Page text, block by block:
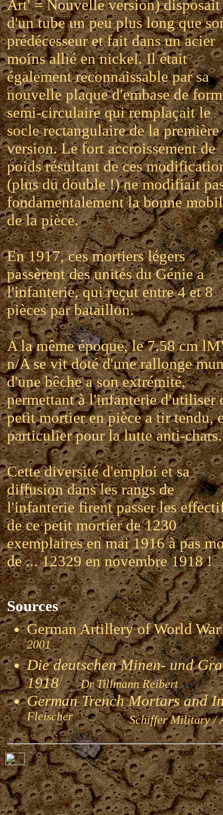
Art' = Nouvelle version) disposait
d'un tube un peu plus long que
prédécesseur et fait dans un acier
moins allié en nickel. Il était
également reconnaissable par sa
nouvelle plaque d'embase de
semi-circulaire qui remplaçait le
socle rectangulaire de la première
version. Le fort accroissement de
poids résultant de ces
(plus du double !) ne modifiait
fondamentalement la bonne
de la pièce.
En 1917, ces mortiers légers
passèrent des unités du Génie a
l'infanterie, qui reçut entre 4 et 8
pièces par bataillon.
A la même époque, le 7.58 cm
n/A se vit doté d'une rallonge
d'une bêche a son extrémité,
permettant à l'infanterie d'utiliser
petit mortier en pièce a tir tendu,
particulier pour la lutte anti-chars.
Cette diversité d'emploi et sa
diffusion dans les rangs de
l'infanterie firent passer les
de ce petit mortier de 1230
exemplaires en mai 1916 à pas
de ... 12329 en novembre 1918 !
Sources
German Artillery of World
2001
Die deutschen Minen- und
1918Dr Tillmann Reibert
German Trench Mortars and
FleischerSchiffer Military /